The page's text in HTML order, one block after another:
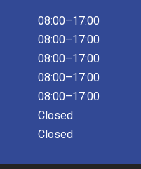
08:00–17:00
08:00–17:00
08:00–17:00
08:00–17:00
08:00–17:00
Closed
Closed